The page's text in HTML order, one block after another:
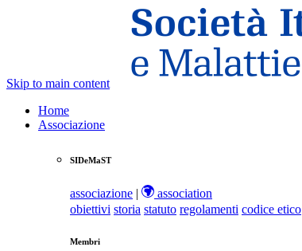
Skip to main content
Home
Associazione
SIDeMaST
associazione |
association
obiettivi storia statuto regolamenti codice etico
Membri